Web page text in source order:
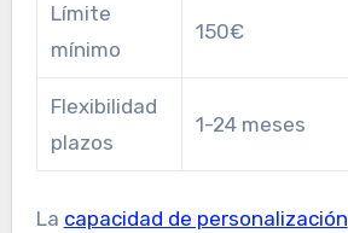
Límite
mínimo
150€
Flexibilidad
plazos
1-24 meses
La capacidad de personalización